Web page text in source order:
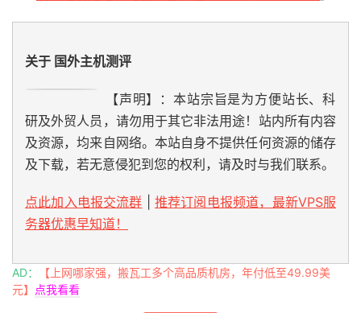
关于 国外主机测评
【声明】：本站宗旨是为方便站长、科
研及外贸人员，请勿用于其它非法用途！站内所有内容
及资源，均来自网络。本站自身不提供任何资源的储存
及下载，若无意侵犯到您的权利，请及时与我们联系。
点此加入电报交流群
推荐订阅电报频道，最新VPS服
务器优惠早知道！
AD：
【上网哪家强，搬瓦工多个高品质机房，年付低至49.99美
元】
点我看看